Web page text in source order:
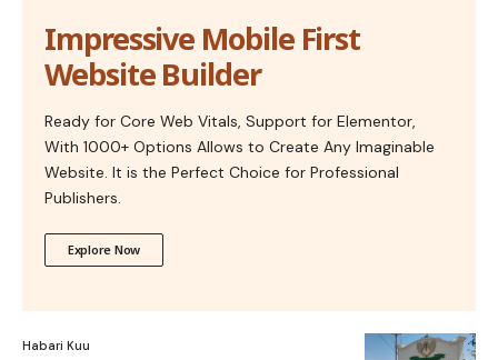
Impressive Mobile First
Website Builder
Ready for Core Web Vitals, Support for Elementor,
With 1000+ Options Allows to Create Any Imaginable
Website. It is the Perfect Choice for Professional
Publishers.
Explore Now
Habari Kuu